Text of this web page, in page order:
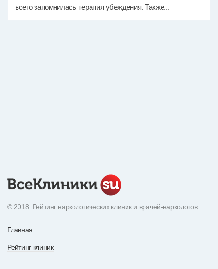
всего запомнилась терапия убеждения. Также...
© 2018. Рейтинг наркологических клиник и врачей-наркологов
Главная
Рейтинг клиник